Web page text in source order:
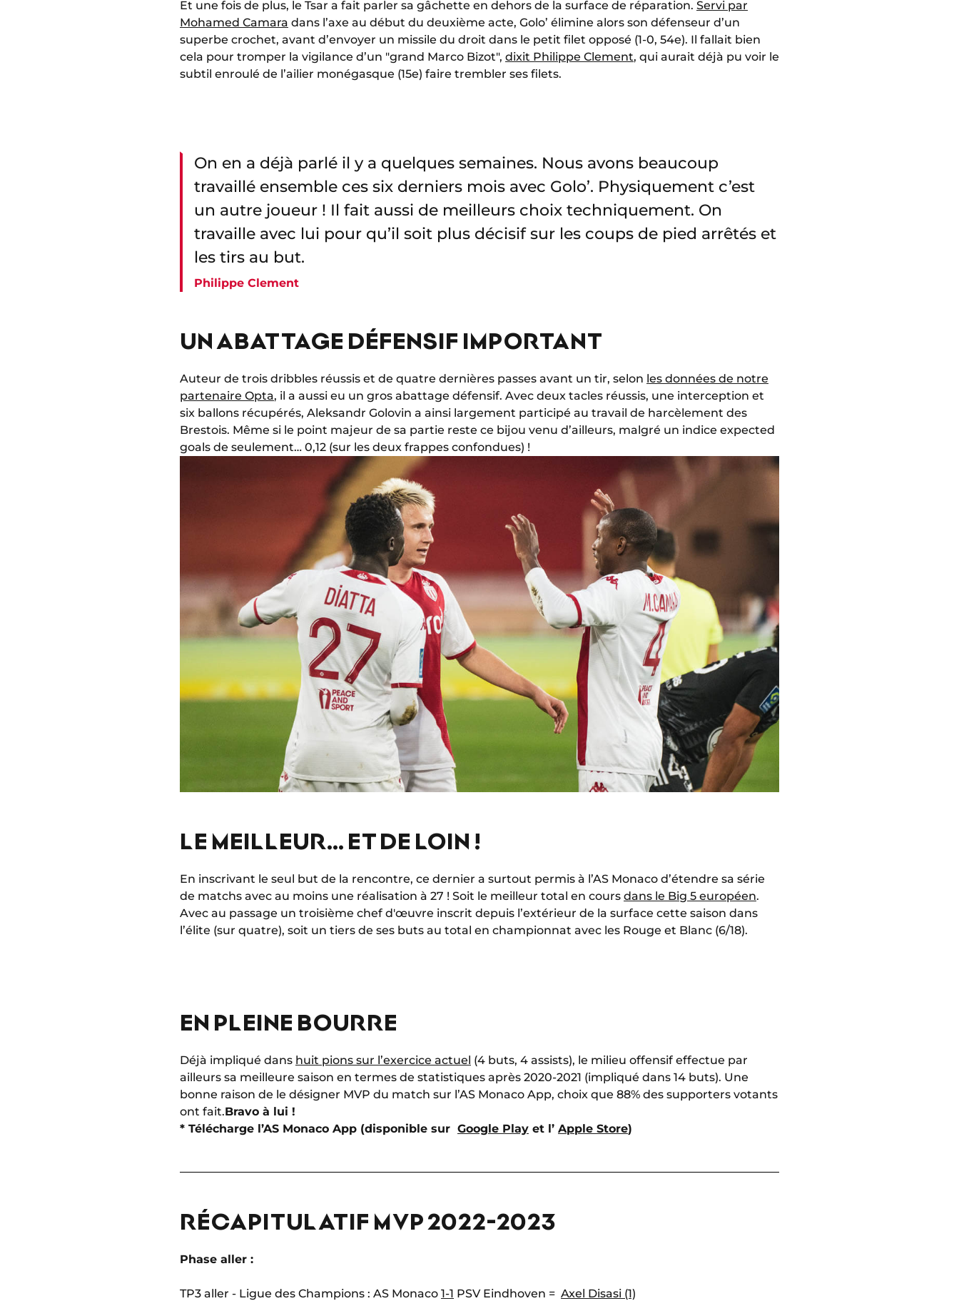
Et une fois de plus, le Tsar a fait parler sa gâchette en dehors de la surface de réparation. Servi par
Mohamed Camara dans l’axe au début du deuxième acte, Golo’ élimine alors son défenseur d’un
superbe crochet, avant d’envoyer un missile du droit dans le petit filet opposé (1-0, 54e). Il fallait bien
cela pour tromper la vigilance d’un "grand Marco Bizot", dixit Philippe Clement, qui aurait déjà pu voir le
subtil enroulé de l’ailier monégasque (15e) faire trembler ses filets.
On en a déjà parlé il y a quelques semaines. Nous avons beaucoup
travaillé ensemble ces six derniers mois avec Golo’. Physiquement c’est
un autre joueur ! Il fait aussi de meilleurs choix techniquement. On
travaille avec lui pour qu’il soit plus décisif sur les coups de pied arrêtés et
les tirs au but.
Philippe Clement
UN ABATTAGE DÉFENSIF IMPORTANT
Auteur de trois dribbles réussis et de quatre dernières passes avant un tir, selon les données de notre
partenaire Opta, il a aussi eu un gros abattage défensif. Avec deux tacles réussis, une interception et
six ballons récupérés, Aleksandr Golovin a ainsi largement participé au travail de harcèlement des
Brestois. Même si le point majeur de sa partie reste ce bijou venu d’ailleurs, malgré un indice expected
goals de seulement… 0,12 (sur les deux frappes confondues) !
LE MEILLEUR… ET DE LOIN !
En inscrivant le seul but de la rencontre, ce dernier a surtout permis à l’AS Monaco d’étendre sa série
de matchs avec au moins une réalisation à 27 ! Soit le meilleur total en cours dans le Big 5 européen.
Avec au passage un troisième chef d'œuvre inscrit depuis l’extérieur de la surface cette saison dans
l’élite (sur quatre), soit un tiers de ses buts au total en championnat avec les Rouge et Blanc (6/18).
EN PLEINE BOURRE
Déjà impliqué dans huit pions sur l’exercice actuel (4 buts, 4 assists), le milieu offensif effectue par
ailleurs sa meilleure saison en termes de statistiques après 2020-2021 (impliqué dans 14 buts). Une
bonne raison de le désigner MVP du match sur l’AS Monaco App, choix que 88% des supporters votants
ont fait.Bravo à lui !
* Télécharge l’AS Monaco App (disponible sur Google Play et l’ Apple Store)
RÉCAPITULATIF MVP 2022-2023
Phase aller :
TP3 aller - Ligue des Champions : AS Monaco 1-1 PSV Eindhoven = Axel Disasi (1)